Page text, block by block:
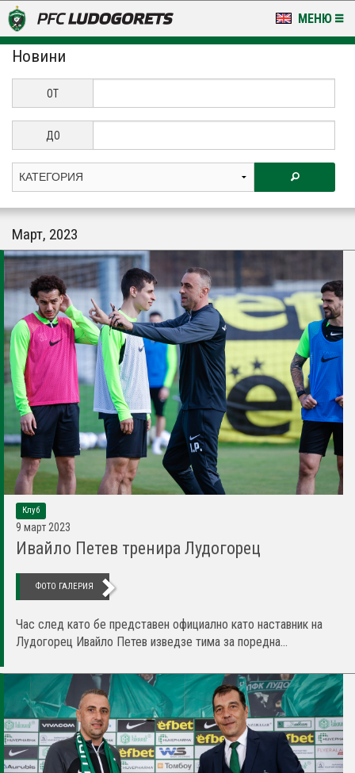
МЕНЮ
НОВИНИ & ГАЛЕРИИ
LUDOGORETS TV
СТАДИОН & БАЗИ
ЗА ФЕНОВЕ
Новини
ОТ
ДО
Март, 2023
Клуб
9 март 2023
Ивайло Петев тренира Лудогорец
ФОТО ГАЛЕРИЯ
Час след като бе представен официално като наставник на
Лудогорец Ивайло Петев изведзе тима за поредна...